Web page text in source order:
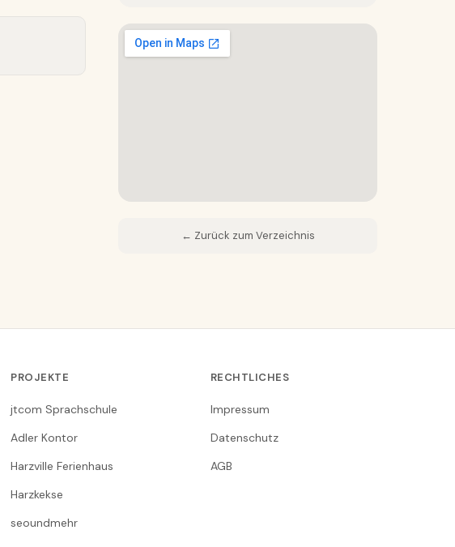
← Zurück zum Verzeichnis
PROJEKTE
jtcom Sprachschule
Adler Kontor
Harzville Ferienhaus
Harzkekse
seoundmehr
RECHTLICHES
Impressum
Datenschutz
AGB